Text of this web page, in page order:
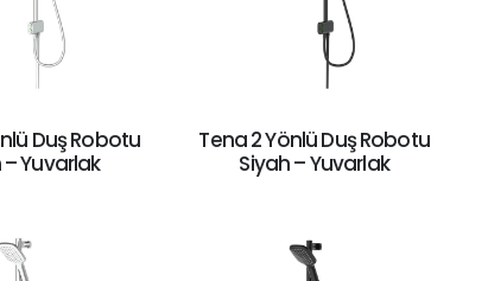
Duş Robotu
Yuvarlak
Tena 2 Yönlü Duş Robotu
Siyah – Yuvarlak